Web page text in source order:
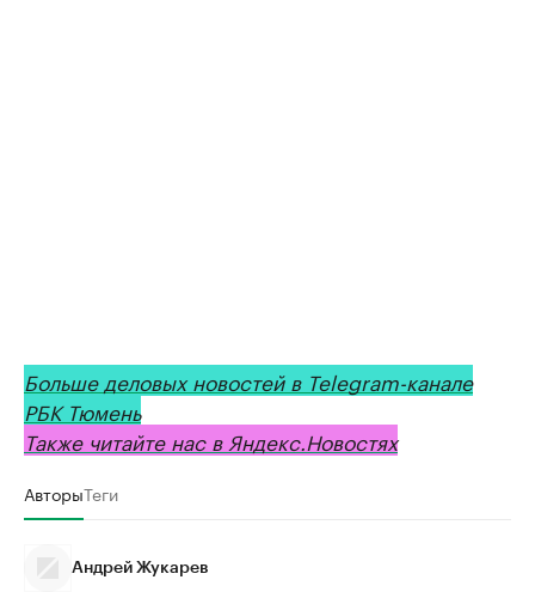
Больше деловых новостей в Telegram-канале
РБК Тюмень
Также читайте нас в Яндекс.Новостях
АвторыТеги
Андрей Жукарев